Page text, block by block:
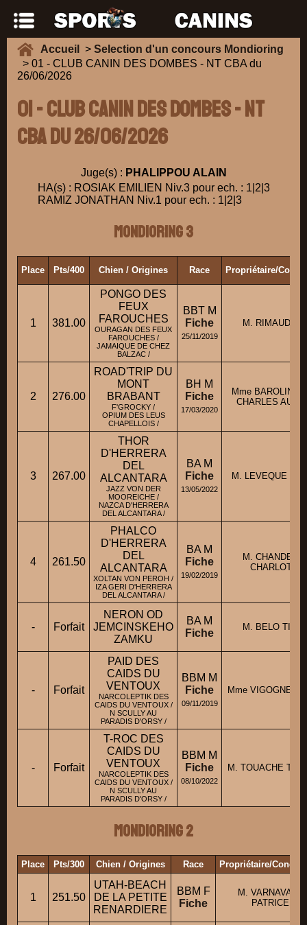
Accueil > Selection d'un concours Mondioring
> 01 - CLUB CANIN DES DOMBES - NT CBA du
26/06/2026
01 - CLUB CANIN DES DOMBES - NT
CBA du 26/06/2026
Juge(s) : PHALIPPOU ALAIN
HA(s) : ROSIAK EMILIEN Niv.3 pour ech. : 1|2|3
RAMIZ JONATHAN Niv.1 pour ech. : 1|2|3
Mondioring 3
Place Pts/400 Chien / Origines Race Propriétaire/
1 381.00
PONGO DES
FEUX
FAROUCHES
OURAGAN DES FEUX
FAROUCHES /
JAMAIQUE DE CHEZ
BALZAC /
BBT M
Fiche
25/11/2019
M. RIMAUD
2 276.00
ROAD'TRIP DU
MONT
BRABANT
F'GROCKY /
OPIUM DES LEUS
CHAPELLOIS /
BH M
Fiche
17/03/2020
Mme BAROLIN-
CHARLES
3 267.00
THOR
D'HERRERA
DEL
ALCANTARA
JAZZ VON DER
MOOREICHE /
NAZCA D'HERRERA
DEL ALCANTARA /
BA M
Fiche
13/05/2022
M. LEVEQUE
4 261.50
PHALCO
D'HERRERA
DEL
ALCANTARA
XOLTAN VON PEROH /
IZA GERI D'HERRERA
DEL ALCANTARA /
BA M
Fiche
19/02/2019
M.
CHARLOTTE
- Forfait
NERON OD
JEMCINSKEHO
ZAMKU
BA M
Fiche
M. BELO
- Forfait
PAID DES
CAIDS DU
VENTOUX
NARCOLEPTIK DES
CAIDS DU VENTOUX /
N SCULLY AU
PARADIS D'ORSY /
BBM M
Fiche
09/11/2019
Mme VIGOGNE
- Forfait
T-ROC DES
CAIDS DU
VENTOUX
NARCOLEPTIK DES
CAIDS DU VENTOUX /
N SCULLY AU
PARADIS D'ORSY /
BBM M
Fiche
08/10/2022
M. TOUACHE
Mondioring 2
Place Pts/300 Chien / Origines Race Propriétaire/
1 251.50
UTAH-BEACH
DE LA PETITE
RENARDIERE
BBM F
Fiche
M. VARNAVANT
PATRICE